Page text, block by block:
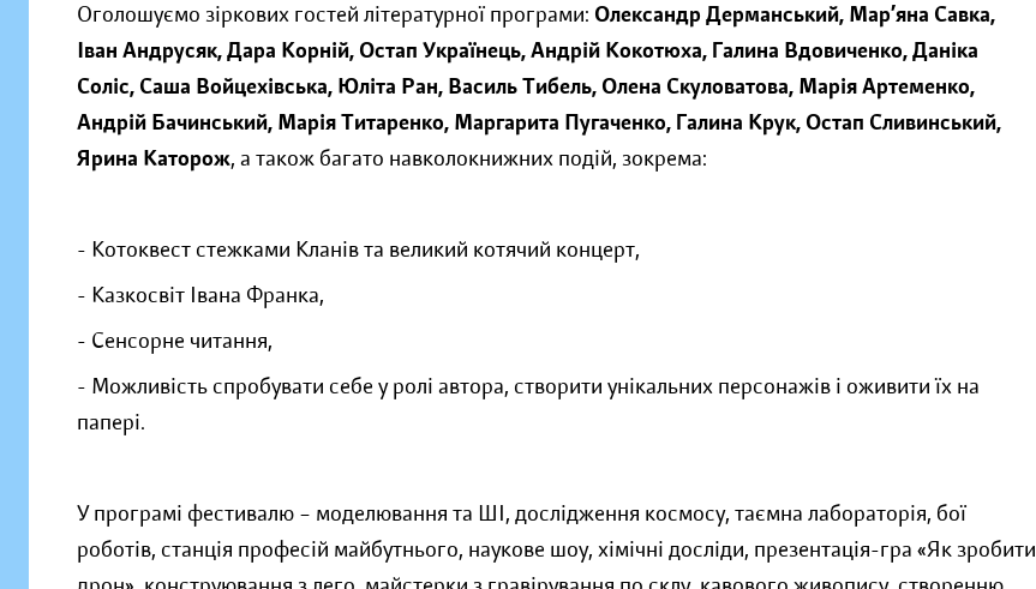
Оголошуємо зіркових гостей літературної програми: Олександр Дерманський, Мар’яна Савка,
Іван Андрусяк, Дара Корній, Остап Українець, Андрій Кокотюха, Галина Вдовиченко, Даніка
Соліс, Саша Войцехівська, Юліта Ран, Василь Тибель, Олена Скуловатова, Марія Артеменко,
Андрій Бачинський, Марія Титаренко, Маргарита Пугаченко, Галина Крук, Остап Сливинський,
Ярина Каторож, а також багато навколокнижних подій, зокрема:
- Котоквест стежками Кланів та великий котячий концерт,
- Казкосвіт Івана Франка,
- Сенсорне читання,
- Можливість спробувати себе у ролі автора, створити унікальних персонажів і оживити їх на
папері.
У програмі фестивалю – моделювання та ШІ, дослідження космосу, таємна лабораторія, бої
роботів, станція професій майбутнього, наукове шоу, хімічні досліди, презентація-гра «Як зробити